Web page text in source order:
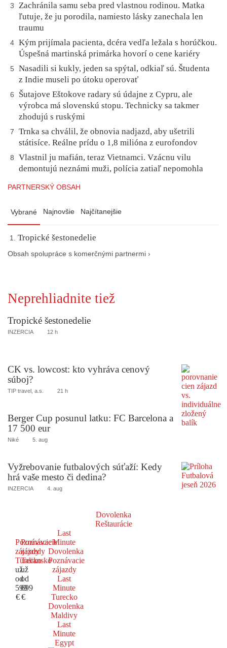
3
Zachránila samu seba pred vlastnou rodinou. Matka
ľutuje, že ju porodila, namiesto lásky zanechala len
traumu
4 Kým prijímala pacienta, dcéra vedľa ležala s horúčkou.
Úspešná martinská primárka hovorí o cene kariéry
5
Nasadili si kukly, jeden sa spýtal, odkiaľ sú. Študenta
z Indie museli po útoku operovať
6
Šutajove Eštokove radary sú údajne z Cypru, ale
výrobca má slovenskú stopu. Technicky sa takmer
zhodujú s ruskými
7
Trnka sa chválil, že obnovia nadjazd, aby ušetrili
státisíce. Reálne prídu o 1,8 milióna z eurofondov
8
Vlastnil ju mafián, teraz Vietnamci. Vzácnu vilu
demontujú neznámi muži, polícia zatiaľ nepomohla
PARTNERSKÝ OBSAH
Vybrané Najnovšie Najčítanejšie
Tropické šestonedelie
Obsah spolupráce s komerčnými partnermi ›
Neprehliadnite tiež
Tropické šestonedelie
INZERCIA 12 h
CK vs. lowcost: kto vyhráva cenový
súboj?
TIP travel, a.s. 21 h
Berger Cup posunul latku: FC Barcelona a
17 500 eur
Niké 5. aug
Vyžrebovanie futbalových súťaží: Kedy
hrá vaše mesto či dedina?
INZERCIA 4. aug
Dovolenka
Reštaurácie
Poznávacie
zájazdy
Turecko
už
od
599
€
Poznávacie
zájazdy
Taliansko
už
od
699
€
Last
Minute
Dovolenka
Poznávacie
zájazdy
Last
Minute
Turecko
Dovolenka
Maldivy
Last
Minute
Egypt